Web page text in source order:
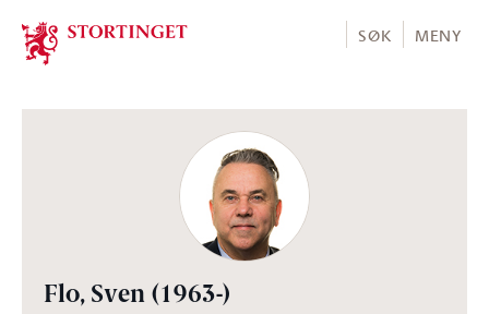
Stortinget.no
SØK MENY
Flo, Sven (1963-)